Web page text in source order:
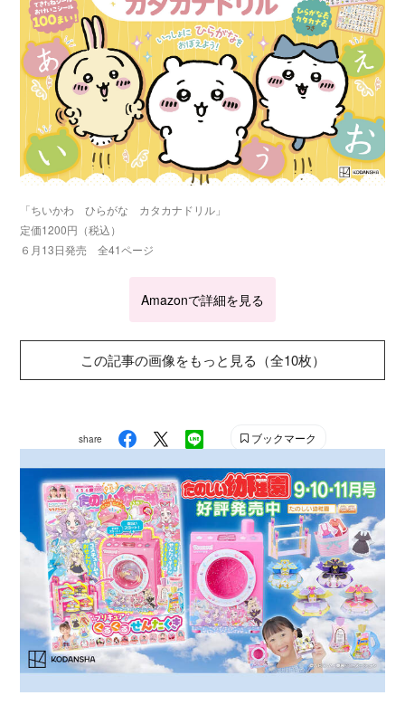
「ちいかわ ひらがな カタカナドリル」
定価1200円（税込）
６月13日発売 全41ページ
Amazonで詳細を見る
この記事の画像をもっと見る（全10枚）
share ブックマーク